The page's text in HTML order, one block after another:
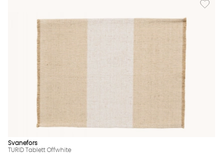
Svanefors
TURID Tablett Offwhite